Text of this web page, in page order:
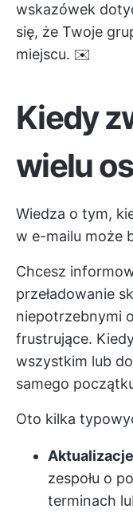
wskazówek
się, że Twoje
miejscu. ✉️
Kiedy
wielu
Wiedza o tym,
w e-mailu może
Chcesz
przeładowanie
niepotrzebnymi
frustrujące.
wszystkim lub
samego
Oto kilka
zespołu o
terminach